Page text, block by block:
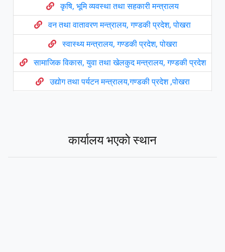
कृषि, भूमि व्यवस्था तथा सहकारी मन्त्रालय
वन तथा वातावरण मन्त्रालय, गण्डकी प्रदेश, पोखरा
स्वास्थ्य मन्त्रालय, गण्डकी प्रदेश, पोखरा
सामाजिक विकास, युवा तथा खेलकुद मन्त्रालय, गण्डकी प्रदेश
उद्योग तथा पर्यटन मन्त्रालय,गण्डकी प्रदेश ,पोखरा
प्रदेश नीति तथा योजना आयोग ,गण्डकी प्रदेश
प्रदेश लोक सेवा आयोग गण्डकी प्रदेश, पोखरा
कार्यालय भएकाे स्थान